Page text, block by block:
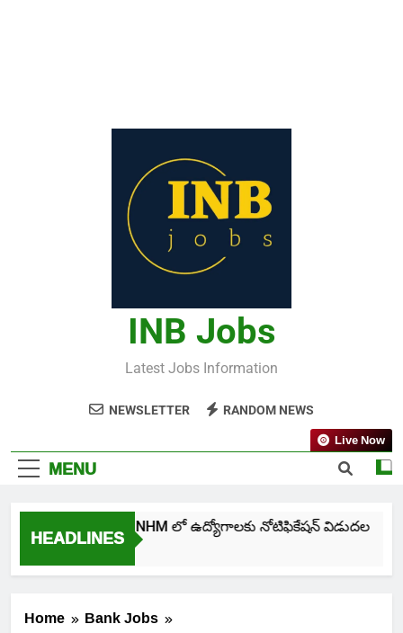
INB Jobs
Latest Jobs Information
NEWSLETTER RANDOM NEWS
MENU
Live Now
HEADLINES
తెలంగాణ NHM లో ఉద్యోగాలకు నోటిఫికేషన్ విడుదల
Home
Bank Jobs